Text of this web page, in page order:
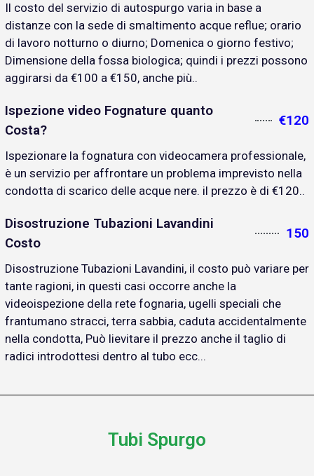
Il costo del servizio di autospurgo varia in base a
distanze con la sede di smaltimento acque reflue; orario
di lavoro notturno o diurno; Domenica o giorno festivo;
Dimensione della fossa biologica; quindi i prezzi possono
aggirarsi da €100 a €150, anche più..
Ispezione video Fognature quanto
Costa?
€120
Ispezionare la fognatura con videocamera professionale,
è un servizio per affrontare un problema imprevisto nella
condotta di scarico delle acque nere. il prezzo è di €120..
Disostruzione Tubazioni Lavandini
Costo
150
Disostruzione Tubazioni Lavandini, il costo può variare per
tante ragioni, in questi casi occorre anche la
videoispezione della rete fognaria, ugelli speciali che
frantumano stracci, terra sabbia, caduta accidentalmente
nella condotta, Può lievitare il prezzo anche il taglio di
radici introdottesi dentro al tubo ecc...
Tubi Spurgo